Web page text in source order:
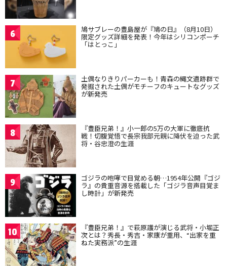
6 鳩サブレーの豊島屋が『鳩の日』（8月10日）
限定グッズ詳細を発表！今年はシリコンポーチ
「はとっこ」
7 土偶なりきりパーカーも！青森の縄文遺跡群で
発掘された土偶がモチーフのキュートなグッズ
が新発売
8 『豊臣兄弟！』小一郎の5万の大軍に徹底抗
戦！切腹覚悟で長宗我部元親に降伏を迫った武
将・谷忠澄の生涯
9 ゴジラの咆哮で目覚める朝…1954年公開『ゴジ
ラ』の貴重音源を搭載した「ゴジラ音声目覚ま
し時計」が新発売
10 『豊臣兄弟！』で萩原護が演じる武将・小堀正
次とは？秀長・秀吉・家康が重用、“出家を重
ねた実務派”の生涯